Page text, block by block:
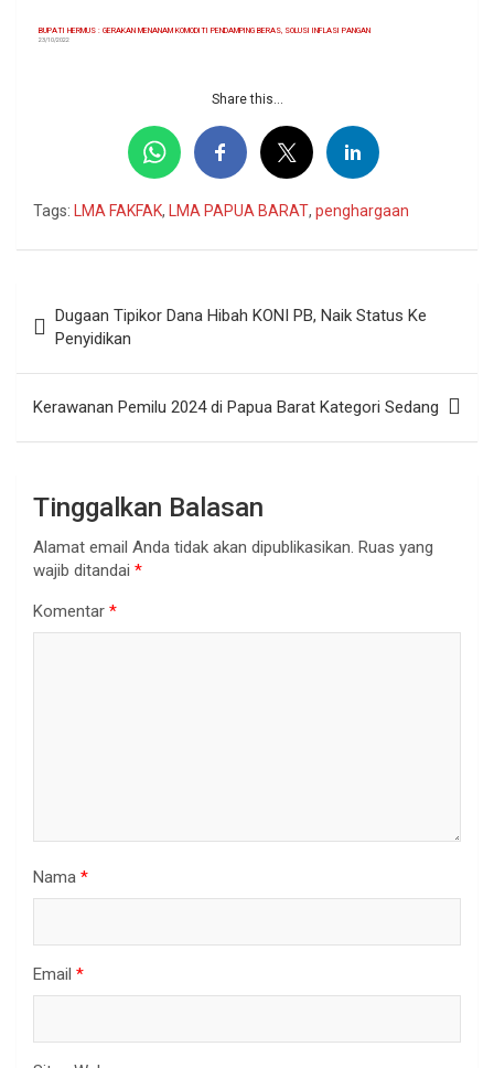
BUPATI HERMUS : GERAKAN MENANAM KOMODITI PENDAMPING BERAS, SOLUSI INFLASI PANGAN
23/10/2022
Share this...
Tags: LMA FAKFAK, LMA PAPUA BARAT, penghargaan
pos
Dugaan Tipikor Dana Hibah KONI PB, Naik Status Ke
Penyidikan
Kerawanan Pemilu 2024 di Papua Barat Kategori Sedang
Tinggalkan Balasan
Alamat email Anda tidak akan dipublikasikan. Ruas yang
wajib ditandai *
Komentar *
Nama *
Email *